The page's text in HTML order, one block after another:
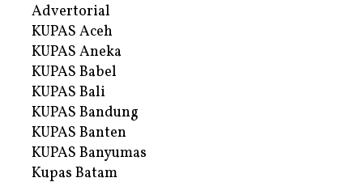
Advertorial
KUPAS Aceh
KUPAS Aneka
KUPAS Babel
KUPAS Bali
KUPAS Bandung
KUPAS Banten
KUPAS Banyumas
Kupas Batam